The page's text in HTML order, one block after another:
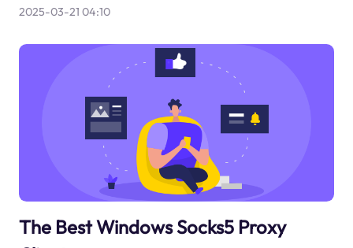
2025-03-21 04:10
The Best Windows Socks5 Proxy